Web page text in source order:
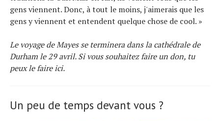
gens viennent. Donc, à tout le moins, j'aimerais que les
gens y viennent et entendent quelque chose de cool. »
Le voyage de Mayes se terminera dans la cathédrale de
Durham le 29 avril. Si vous souhaitez faire un don, tu
peux le faire ici.
Un peu de temps devant vous ?